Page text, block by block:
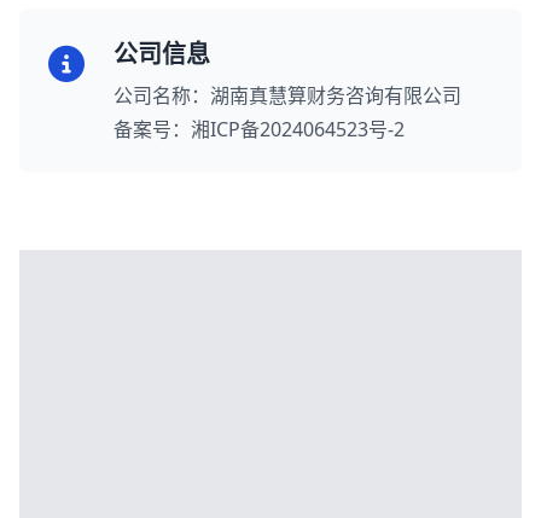
公司信息
公司名称：湖南真慧算财务咨询有限公司
备案号：湘ICP备2024064523号-2